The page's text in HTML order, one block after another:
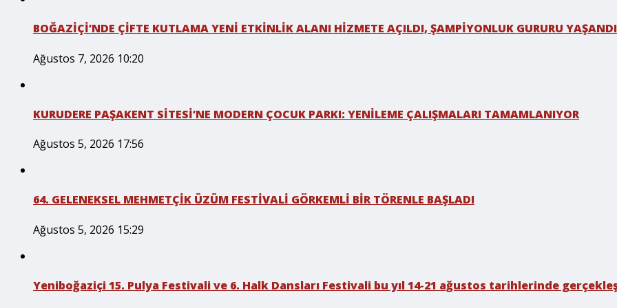
BOĞAZİÇİ’NDE ÇİFTE KUTLAMA YENİ ETKİNLİK ALANI HİZMETE AÇILDI, ŞAMPİYONLUK GURURU
Ağustos 7, 2026 10:20
KURUDERE PAŞAKENT SİTESİ’NE MODERN ÇOCUK PARKI: YENİLEME ÇALIŞMALARI TAMAMLANIYOR
Ağustos 5, 2026 17:56
64. GELENEKSEL MEHMETÇİK ÜZÜM FESTİVALİ GÖRKEMLİ BİR TÖRENLE BAŞLADI
Ağustos 5, 2026 15:29
Yeniboğaziçi 15. Pulya Festivali ve 6. Halk Dansları Festivali bu yıl 14-21 ağustos tarihlerinde